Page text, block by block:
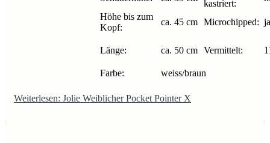
kastriert:
Höhe bis zum
Kopf:
ca. 45 cm Microchipped: ja
Länge: ca. 50 cm Vermittelt:
Farbe: weiss/braun
Weiterlesen: Jolie Weiblicher Pocket Pointer X